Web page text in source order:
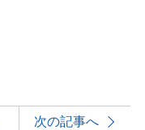
次の記事へ